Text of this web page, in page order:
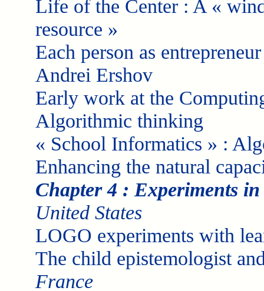
Life of the Center : A «
resource »
Each person as
Andrei Ershov
Early work at the
Algorithmic thinking
« School Informatics » :
Enhancing the natural
Chapter 4 : Experiments
United States
LOGO experiments with
The child epistemologist
France